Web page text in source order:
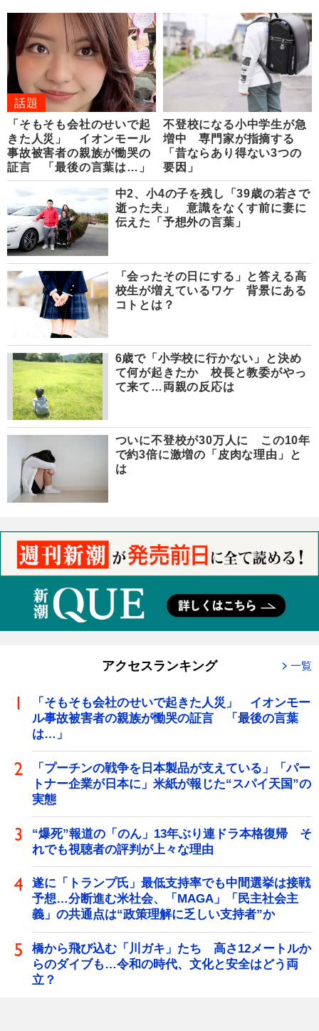
話題
「そもそも会社のせいで起
きた人災」 イオンモール
事故被害者の親族が慟哭の
証言 「最後の言葉は…」
不登校になる小中学生が急
増中 専門家が指摘する
「昔ならあり得ない3つの
要因」
中2、小4の子を残し「39歳の若さで
逝った夫」 意識をなくす前に妻に
伝えた「予想外の言葉」
「会ったその日にする」と答える高
校生が増えているワケ 背景にある
コトとは？
6歳で「小学校に行かない」と決め
て何が起きたか 校長と教委がやっ
て来て…両親の反応は
ついに不登校が30万人に この10年
で約3倍に激増の「皮肉な理由」と
は
アクセスランキング 一覧
「そもそも会社のせいで起きた人災」 イオンモー
ル事故被害者の親族が慟哭の証言 「最後の言葉
は…」
「プーチンの戦争を日本製品が支えている」「パー
トナー企業が日本に」米紙が報じた“スパイ天国”の
実態
“爆死”報道の「のん」13年ぶり連ドラ本格復帰 そ
れでも視聴者の評判が上々な理由
遂に「トランプ氏」最低支持率でも中間選挙は接戦
予想…分断進む米社会、「MAGA」「民主社会主
義」の共通点は“政策理解に乏しい支持者”か
橋から飛び込む「川ガキ」たち 高さ12メートルか
らのダイブも…令和の時代、文化と安全はどう両
立？